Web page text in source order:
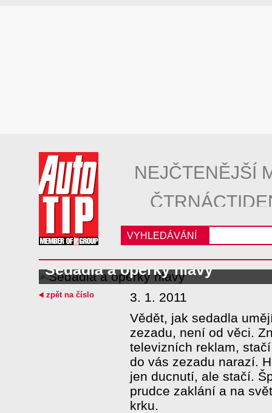
NEJČTENĚJŠÍ
VYHLEDÁVÁNÍ
Sedadla a opěrky hlavy
3. 1. 2011
Vědět, jak sedadla
zezadu, není od věci.
televizních reklam,
do vás zezadu narazí.
jen ducnutí, ale stačí.
prudce zaklání a na
krku.
zpět na číslo